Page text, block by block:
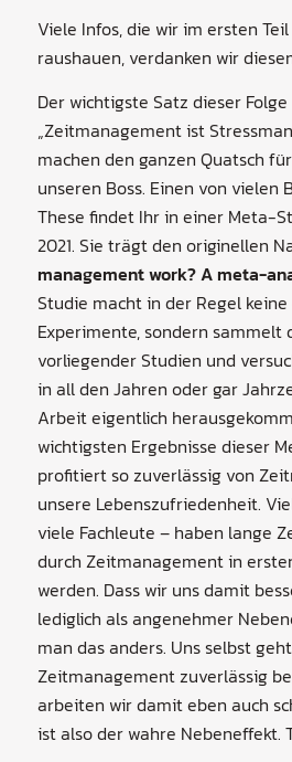
Viele Infos, die wir im ersten
raushauen, verdanken wir
Der wichtigste Satz dieser
„Zeitmanagement ist
machen den ganzen Quatsch
unseren Boss. Einen von vielen
These findet Ihr in einer Meta-
2021. Sie trägt den originellen
management work? A meta-
Studie macht in der Regel
Experimente, sondern sammelt
vorliegender Studien und
in all den Jahren oder gar
Arbeit eigentlich
wichtigsten Ergebnisse dieser
profitiert so zuverlässig von
unsere Lebenszufriedenheit.
viele Fachleute – haben lange
durch Zeitmanagement in
werden. Dass wir uns damit
lediglich als angenehmer
man das anders. Uns selbst
Zeitmanagement zuverlässig
arbeiten wir damit eben auch
ist also der wahre Nebeneffekt.